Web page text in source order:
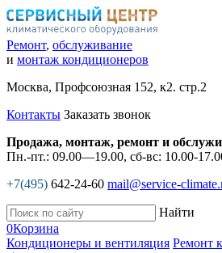
Ремонт, обслуживание
и монтаж кондиционеров
Москва, Профсоюзная 152, к2. стр.2
Контакты Заказать звонок
Продажа, монтаж, ремонт и
Пн.-пт.: 09.00—19.00, сб-вс: 10.00-
+7(495) 642-24-60 mail@service-
Найти
0Корзина
Кондиционеры и вентиляция Ремонт